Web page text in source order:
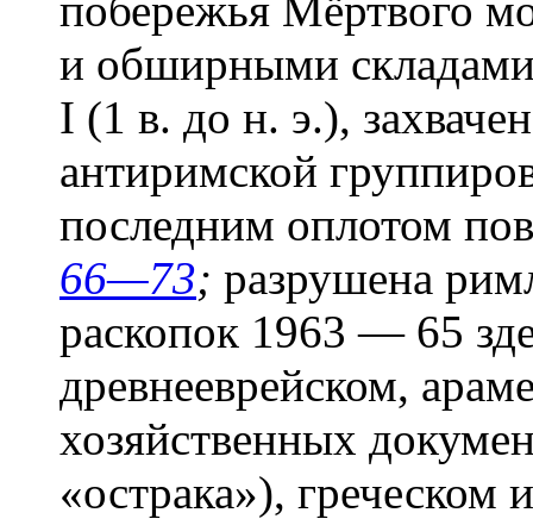
и обширными
I (1 в. до н. э.),
антиримской
последним оплотом
66—73; разрушена
раскопок 1963 — 65
древнееврейском,
хозяйственных
«острака»), греческом